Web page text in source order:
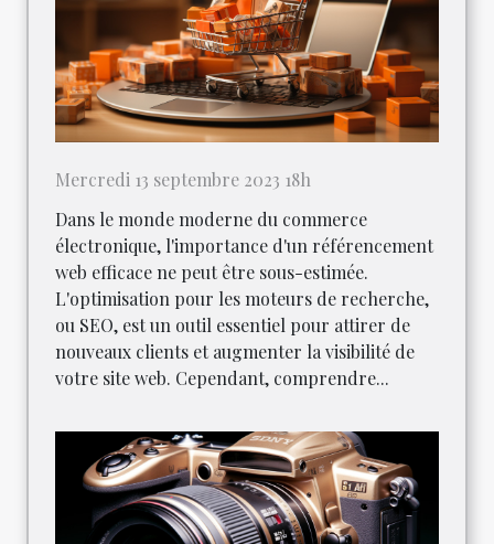
Mercredi 13 septembre 2023 18h
Dans le monde moderne du commerce
électronique, l'importance d'un référencement
web efficace ne peut être sous-estimée.
L'optimisation pour les moteurs de recherche,
ou SEO, est un outil essentiel pour attirer de
nouveaux clients et augmenter la visibilité de
votre site web. Cependant, comprendre...